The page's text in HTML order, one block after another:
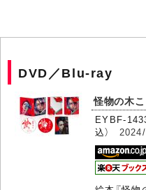
DVD／Blu-ray
怪物の木
EYBF-
込）